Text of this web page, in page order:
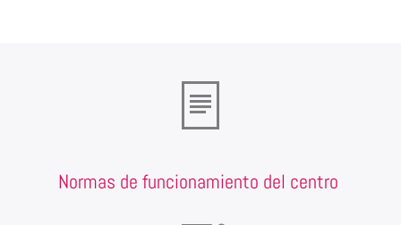
Normas de funcionamiento del centro